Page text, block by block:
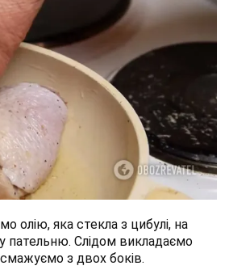
олію, яка стекла з цибулі, на
пательню. Слідом викладаємо
з двох боків.